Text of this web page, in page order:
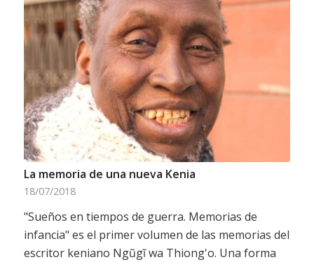
La memoria de una nueva Kenia
18/07/2018
"Sueños en tiempos de guerra. Memorias de
infancia" es el primer volumen de las memorias del
escritor keniano Ngũgĩ wa Thiong'o. Una forma